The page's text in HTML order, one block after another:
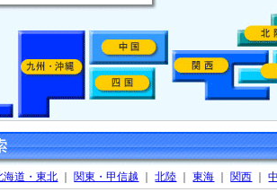
海道・東北 関東・甲信越 ｜北陸 ｜東海 関西 ｜